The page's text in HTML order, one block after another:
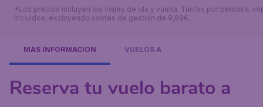
*Los precios incluyen los viajes de ida y vuelta. Tarifas por persona,
incluidos, excluyendo costes de gestión de 9,99€.
MÁS INFORMACIÓN VUELOS A
Reserva tu vuelo barato a